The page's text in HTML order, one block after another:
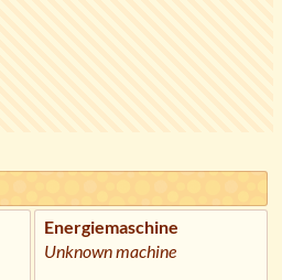
Energiemaschine
Unknown machine